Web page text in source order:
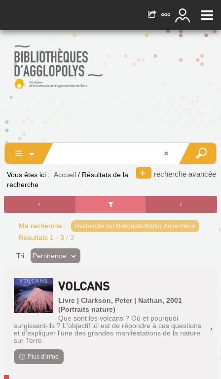
recherche avancée
Vous êtes ici : Accueil / Résultats de la
recherche
Ma recherche : Recherche sur Naboudet-Martin, Anne-Marie
Résultats 1 - 3 / 3
Tri : (Effet
imédiat)
Pertinence
VOLCANS
Livre | Clarkson, Peter | Nathan, 2001
(Portraits nature)
Que sont les volcans ? Où et pourquoi
surgissent-ils ? L'objectif ici est de répondre à ces questions
et d'expliquer l'une des grandes manifestations de la nature
sur Terre.
Plus d'infos